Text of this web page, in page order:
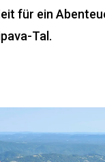
für ein
Tal.